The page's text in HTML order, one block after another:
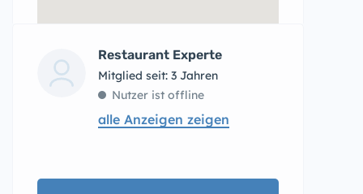
Restaurant Experte
Mitglied seit: 3 Jahren
Nutzer ist offline
alle Anzeigen zeigen